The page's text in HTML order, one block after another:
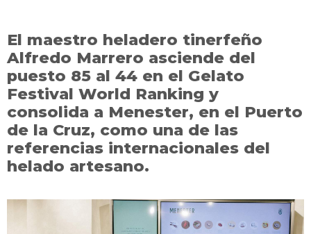
El maestro heladero tinerfeño
Alfredo Marrero asciende del
puesto 85 al 44 en el Gelato
Festival World Ranking y
consolida a Menester, en el Puerto
de la Cruz, como una de las
referencias internacionales del
helado artesano.